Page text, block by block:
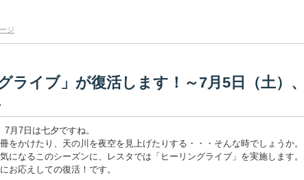
ジ
ライブ」が復活します！～7月5日（土）、
月7日は七夕ですね。
をかけたり、天の川を夜空を見上げたりする・・・そんな時でしょうか。
になるこのシーズンに、レスタでは「ヒーリングライブ」を実施します。
お応えしての復活！です。